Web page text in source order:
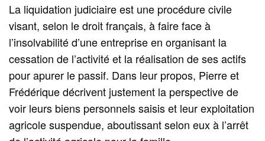
La liquidation judiciaire est une procédure civile
visant, selon le droit français, à faire face à
l’insolvabilité d’une entreprise en organisant la
cessation de l’activité et la réalisation de ses actifs
pour apurer le passif. Dans leur propos, Pierre et
Frédérique décrivent justement la perspective de
voir leurs biens personnels saisis et leur exploitation
agricole suspendue, aboutissant selon eux à l’arrêt